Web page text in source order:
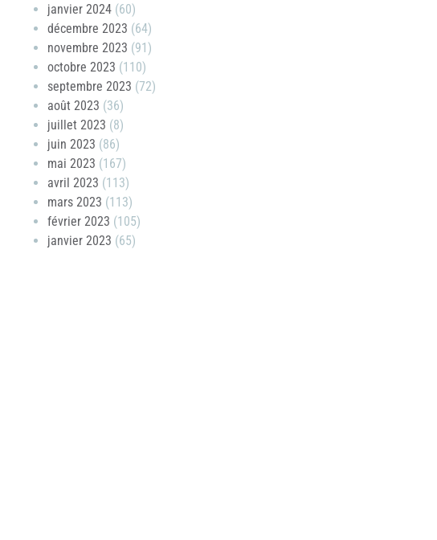
janvier 2024 (60)
décembre 2023 (64)
novembre 2023 (91)
octobre 2023 (110)
septembre 2023 (72)
août 2023 (36)
juillet 2023 (8)
juin 2023 (86)
mai 2023 (167)
avril 2023 (113)
mars 2023 (113)
février 2023 (105)
janvier 2023 (65)